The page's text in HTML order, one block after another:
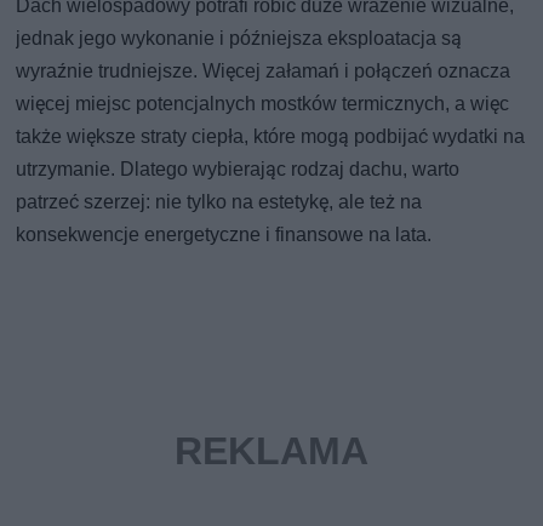
Dach wielospadowy potrafi robić duże wrażenie wizualne,
jednak jego wykonanie i późniejsza eksploatacja są
wyraźnie trudniejsze. Więcej załamań i połączeń oznacza
więcej miejsc potencjalnych mostków termicznych, a więc
także większe straty ciepła, które mogą podbijać wydatki na
utrzymanie. Dlatego wybierając rodzaj dachu, warto
patrzeć szerzej: nie tylko na estetykę, ale też na
konsekwencje energetyczne i finansowe na lata.